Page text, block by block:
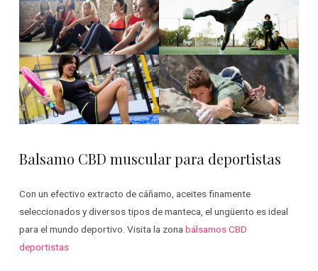
Balsamo CBD muscular para deportistas
Con un efectivo extracto de cáñamo, aceites finamente
seleccionados y diversos tipos de manteca, el ungüento es ideal
para el mundo deportivo. Visita la zonabálsamos CBD
deportistas